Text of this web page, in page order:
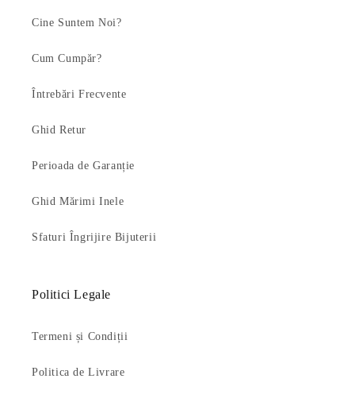
Cine Suntem Noi?
Cum Cumpăr?
Întrebări Frecvente
Ghid Retur
Perioada de Garanție
Ghid Mărimi Inele
Sfaturi Îngrijire Bijuterii
Politici Legale
Termeni și Condiții
Politica de Livrare